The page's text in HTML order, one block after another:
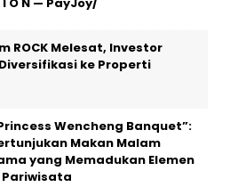
I O N — PayJoy/
ROCK Melesat, Investor
ke Properti
Wencheng Banquet”:
Makan Malam
yang Memadukan Elemen